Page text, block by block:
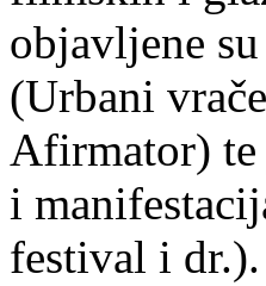
objavljene
(Urbani
Afirmator) te
i
festival i dr.).